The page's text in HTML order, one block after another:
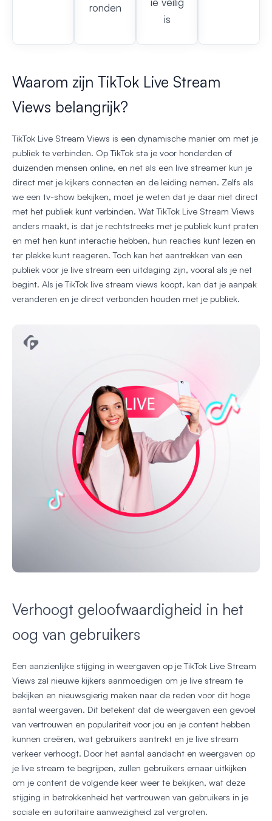
ronden
is
Waarom zijn TikTok Live Stream
Views belangrijk?
TikTok Live Stream Views is een dynamische manier om met je
publiek te verbinden. Op TikTok sta je voor honderden of
duizenden mensen online, en net als een live streamer kun je
direct met je kijkers connecten en de leiding nemen. Zelfs als
we een tv-show bekijken, moet je weten dat je daar niet direct
met het publiek kunt verbinden. Wat TikTok Live Stream Views
anders maakt, is dat je rechtstreeks met je publiek kunt praten
en met hen kunt interactie hebben, hun reacties kunt lezen en
ter plekke kunt reageren. Toch kan het aantrekken van een
publiek voor je live stream een uitdaging zijn, vooral als je net
begint. Als je TikTok live stream views koopt, kan dat je aanpak
veranderen en je direct verbonden houden met je publiek.
Verhoogt geloofwaardigheid in het
oog van gebruikers
Een aanzienlijke stijging in weergaven op je TikTok Live Stream
Views zal nieuwe kijkers aanmoedigen om je live stream te
bekijken en nieuwsgierig maken naar de reden voor dit hoge
aantal weergaven. Dit betekent dat de weergaven een gevoel
van vertrouwen en populariteit voor jou en je content hebben
kunnen creëren, wat gebruikers aantrekt en je live stream
verkeer verhoogt. Door het aantal aandacht en weergaven op
je live stream te begrijpen, zullen gebruikers ernaar uitkijken
om je content de volgende keer weer te bekijken, wat deze
stijging in betrokkenheid het vertrouwen van gebruikers in je
sociale en autoritaire aanwezigheid zal vergroten.